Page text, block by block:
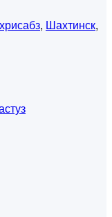
, Шахтинск,